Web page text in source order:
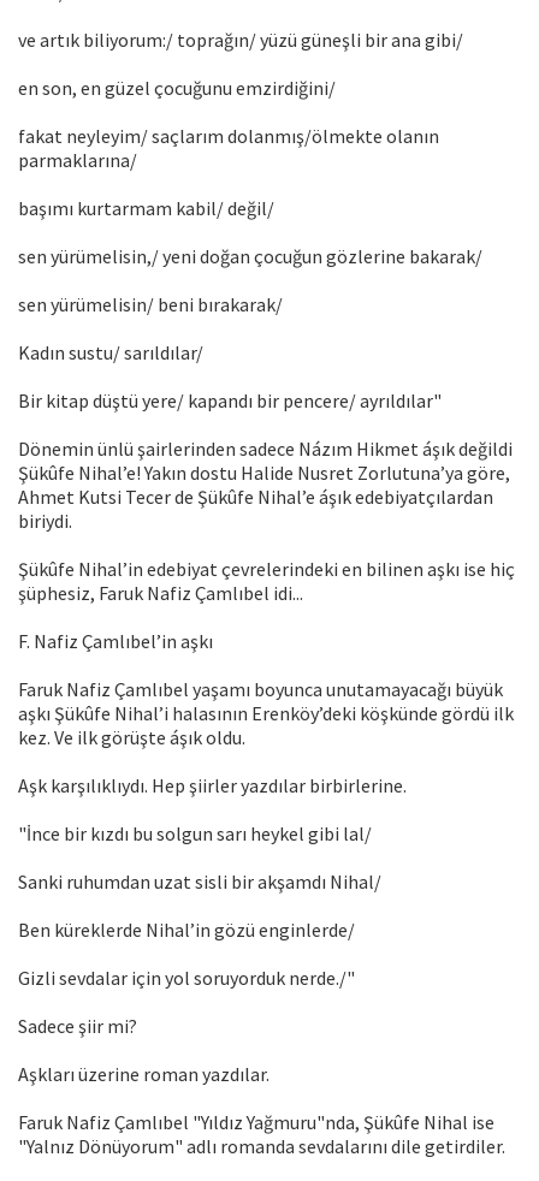
ve artık biliyorum:/ toprağın/ yüzü güneşli bir ana gibi/
en son, en güzel çocuğunu emzirdiğini/
fakat neyleyim/ saçlarım dolanmış/ölmekte olanın
parmaklarına/
başımı kurtarmam kabil/ değil/
sen yürümelisin,/ yeni doğan çocuğun gözlerine bakarak/
sen yürümelisin/ beni bırakarak/
Kadın sustu/ sarıldılar/
Bir kitap düştü yere/ kapandı bir pencere/ ayrıldılar"
Dönemin ünlü şairlerinden sadece Názım Hikmet áşık değildi
Şükûfe Nihal’e! Yakın dostu Halide Nusret Zorlutuna’ya göre,
Ahmet Kutsi Tecer de Şükûfe Nihal’e áşık edebiyatçılardan
biriydi.
Şükûfe Nihal’in edebiyat çevrelerindeki en bilinen aşkı ise hiç
şüphesiz, Faruk Nafiz Çamlıbel idi...
F. Nafiz Çamlıbel’in aşkı
Faruk Nafiz Çamlıbel yaşamı boyunca unutamayacağı büyük
aşkı Şükûfe Nihal’i halasının Erenköy’deki köşkünde gördü ilk
kez. Ve ilk görüşte áşık oldu.
Aşk karşılıklıydı. Hep şiirler yazdılar birbirlerine.
"İnce bir kızdı bu solgun sarı heykel gibi lal/
Sanki ruhumdan uzat sisli bir akşamdı Nihal/
Ben küreklerde Nihal’in gözü enginlerde/
Gizli sevdalar için yol soruyorduk nerde./"
Sadece şiir mi?
Aşkları üzerine roman yazdılar.
Faruk Nafiz Çamlıbel "Yıldız Yağmuru"nda, Şükûfe Nihal ise
"Yalnız Dönüyorum" adlı romanda sevdalarını dile getirdiler.